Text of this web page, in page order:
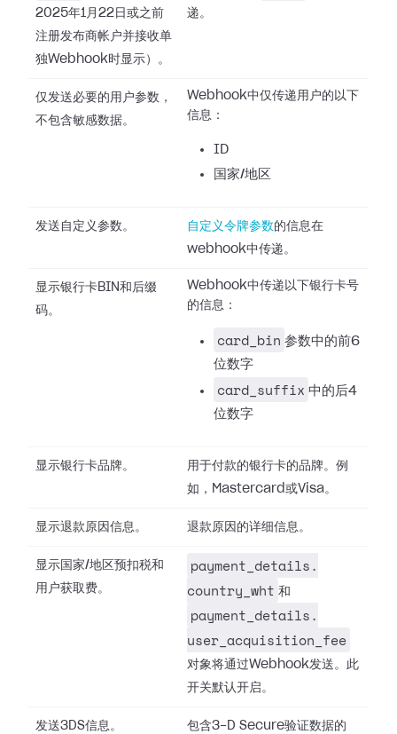
2025年1月22日或之前
注册发布商帐户并接收单
独Webhook时显示）。
递。
仅发送必要的用户参数，
不包含敏感数据。
Webhook中仅传递用户的以下
信息：
ID
国家/地区
发送自定义参数。 自定义令牌参数的信息在
webhook中传递。
显示银行卡BIN和后缀
码。
Webhook中传递以下银行卡号
的信息：
card_bin 参数中的前6
位数字
card_suffix 中的后4
位数字
显示银行卡品牌。
用于付款的银行卡的品牌。例
如，Mastercard或Visa。
显示退款原因信息。 退款原因的详细信息。
显示国家/地区预扣税和
用户获取费。
payment_details.​
country_wht 和
payment_details.​
user_acquisition_fee
对象将通过Webhook发送。此
开关默认开启。
发送3DS信息。 包含3-D Secure验证数据的